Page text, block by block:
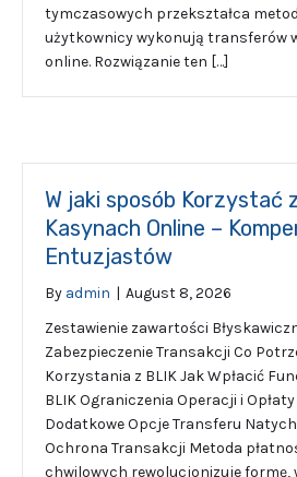
tymczasowych przekształca
użytkownicy wykonują transferów
online. Rozwiązanie ten […]
W jaki sposób Korzystać
Kasynach Online –
Entuzjastów
By admin | August 8, 2026
Zestawienie zawartości
Zabezpieczenie Transakcji Co
Korzystania z BLIK Jak Wpłacić
BLIK Ograniczenia Operacji i Opłaty
Dodatkowe Opcje Transferu
Ochrona Transakcji Metoda
chwilowych rewolucjonizuje formę,